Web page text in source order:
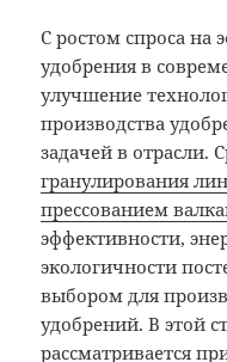
С ростом спроса
удобрения в
улучшение
производства
задачей в отрасли.
гранулирования
прессованием
эффективности,
экологичности
выбором для
удобрений. В этой
рассматривается